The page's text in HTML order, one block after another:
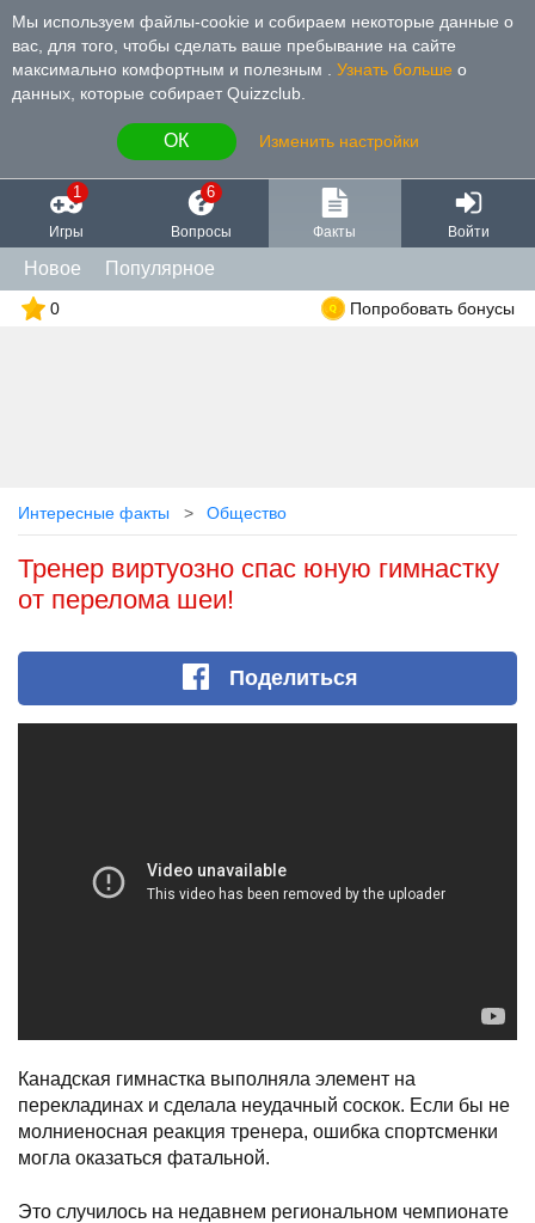
Мы используем файлы-cookie и собираем некоторые данные о
вас, для того, чтобы сделать ваше пребывание на сайте
максимально комфортным и полезным
Узнать больше о
данных, которые собирает Quizzclub.
ОК Изменить настройки
1
Игры
6
Вопросы Факты Войти
Новое Популярное
0 Попробовать бонусы
Интересные факты Общество
Тренер виртуозно спас юную гимнастку
от перелома шеи!
Поделиться
Канадская гимнастка выполняла элемент на
перекладинах и сделала неудачный соскок. Если бы не
молниеносная реакция тренера, ошибка спортсменки
могла оказаться фатальной.
Это случилось на недавнем региональном чемпионате